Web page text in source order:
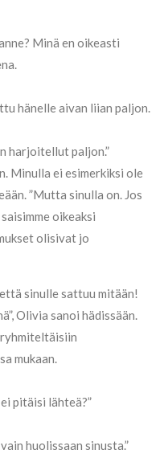
Minä en oikeasti
hänelle aivan liian paljon.
harjoitellut paljon.”
Minulla ei esimerkiksi ole
”Mutta sinulla on. Jos
oikeaksi
olisivat jo
sinulle sattuu mitään!
Olivia sanoi hädissään.
mukaan.
pitäisi lähteä?”
huolissaan sinusta.”